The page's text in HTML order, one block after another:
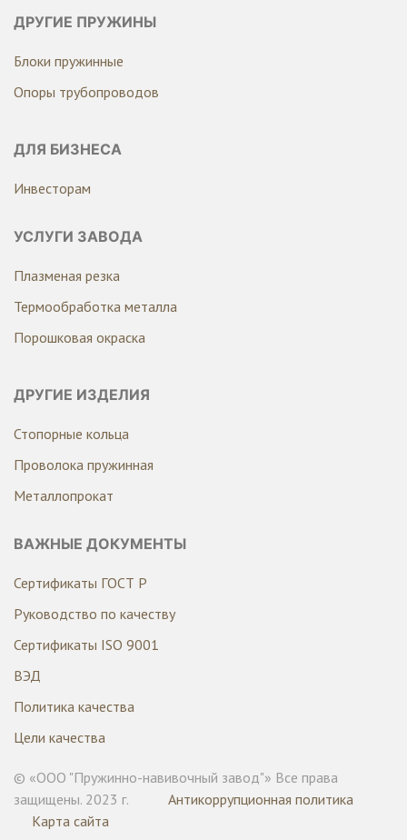
ДРУГИЕ ПРУЖИНЫ
Блоки пружинные
Опоры трубопроводов
ДЛЯ БИЗНЕСА
Инвесторам
УСЛУГИ ЗАВОДА
Плазменая резка
Термообработка металла
Порошковая окраска
ДРУГИЕ ИЗДЕЛИЯ
Стопорные кольца
Проволока пружинная
Металлопрокат
ВАЖНЫЕ ДОКУМЕНТЫ
Сертификаты ГОСТ Р
Руководство по качеству
Сертификаты ISO 9001
ВЭД
Политика качества
Цели качества
© «ООО "Пружинно-навивочный завод"» Все права
защищены. 2023 г.
Антикоррупционная политика
Карта сайта